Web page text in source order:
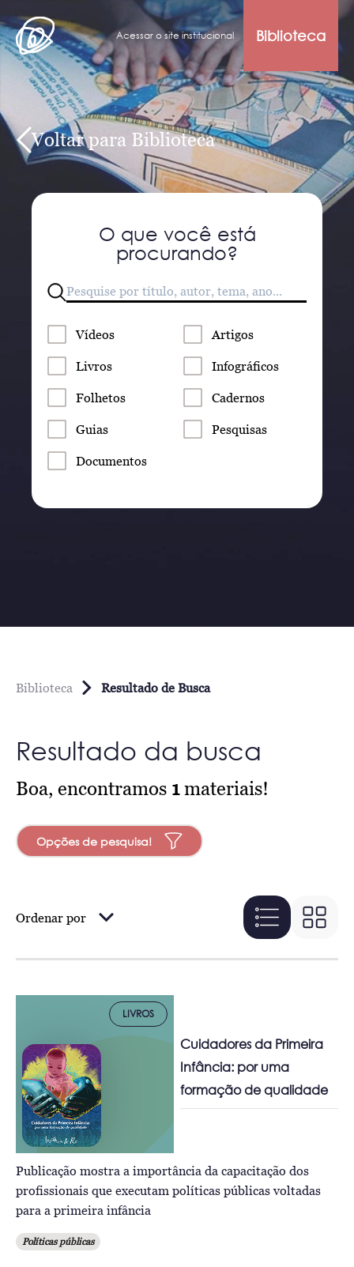
Acessar o site institucional Biblioteca
Voltar para Biblioteca
O que você está
procurando?
Vídeos Artigos
Livros Infográficos
Folhetos Cadernos
Guias Pesquisas
Documentos
Biblioteca Resultado de Busca
Resultado da busca
Boa, encontramos 1materiais!
Opções de pesquisa!
Ordenar por
LIVROS
Cuidadores da Primeira
Infância: por uma
formação de qualidade
Publicação mostra a importância da capacitação dos
profissionais que executam políticas públicas voltadas
para a primeira infância
Políticas públicas